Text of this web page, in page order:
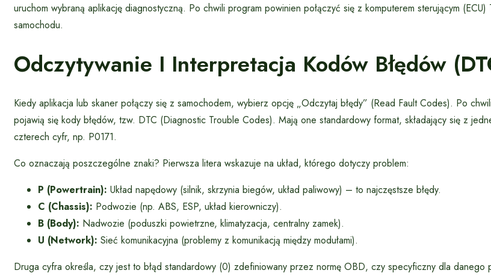
uruchom wybraną aplikację diagnostyczną. Po chwili program powinien połączyć się z komputerem sterującym (ECU)
samochodu.
Odczytywanie I Interpretacja Kodów Błędów
Kiedy aplikacja lub skaner połączy się z samochodem, wybierz opcję „Odczytaj błędy” (Read Fault Codes). Po
pojawią się kody błędów, tzw. DTC (Diagnostic Trouble Codes). Mają one standardowy format, składający się z
czterech cyfr, np. P0171.
Co oznaczają poszczególne znaki? Pierwsza litera wskazuje na układ, którego dotyczy problem:
P (Powertrain): Układ napędowy (silnik, skrzynia biegów, układ paliwowy) – to najczęstsze błędy.
C (Chassis): Podwozie (np. ABS, ESP, układ kierowniczy).
B (Body): Nadwozie (poduszki powietrzne, klimatyzacja, centralny zamek).
U (Network): Sieć komunikacyjna (problemy z komunikacją między modułami).
Druga cyfra określa, czy jest to błąd standardowy (0) zdefiniowany przez normę OBD, czy specyficzny dla danego